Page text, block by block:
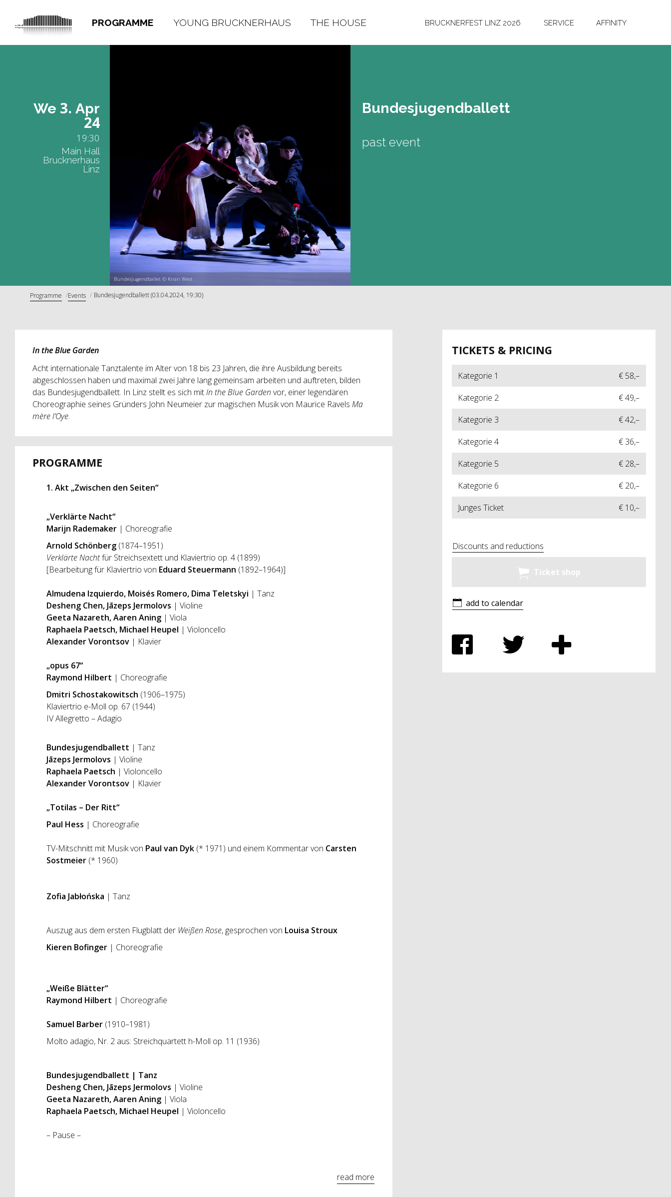
PROGRAMME YOUNG BRUCKNERHAUS THE HOUSE BRUCKNERFEST LINZ 2026 SERVICE AFFINITY
Bundesjugendballet © Kiran West
We 3. Apr
24
19:30
Main Hall
Brucknerhaus
Linz
Bun­des­ju­gend­bal­lett
past event
Programme Events Bundesjugendballett (03.04.2024, 19:30)
In the Blue Garden
Acht internationale Tanztalente im Alter von 18 bis 23 Jahren, die ihre Ausbildung bereits
abgeschlossen haben und maximal zwei Jahre lang gemeinsam arbeiten und auftreten, bilden
das Bundesjugendballett. In Linz stellt es sich mitIn the Blue Garden vor, einer legendären
Choreographie seines Gründers John Neumeier zur magischen Musik von Maurice Ravels Ma
mère l’Oye.
PROGRAMME
1. Akt „Zwischen den Seiten“
„Verklärte Nacht“
Marijn Rademaker| Choreografie
Arnold Schönberg(1874–1951)
Verklärte Nachtfür Streichsextett und Klaviertrio op. 4 (1899)
[Bearbeitung für Klaviertrio von Eduard Steuermann (1892–1964)]
Almudena Izquierdo, Moisés Romero, Dima Teletskyi | Tanz
Desheng Chen, Jāzeps Jermolovs | Violine
Geeta Nazareth, Aaren Aning| Viola
Raphaela Paetsch, Michael Heupel | Violoncello
Alexander Vorontsov| Klavier
„opus 67“
Raymond Hilbert | Choreografie
Dmitri Schostakowitsch (1906–1975)
Klaviertrio e-Moll op. 67 (1944)
IV Allegretto – Adagio
Bundesjugendballett | Tanz
Jāzeps Jermolovs | Violine
Raphaela Paetsch | Violoncello
Alexander Vorontsov| Klavier
„Totilas – Der Ritt“
Paul Hess | Choreografie
TV-Mitschnitt mit Musik von Paul van Dyk(* 1971) und einem Kommentar von Carsten
Sostmeier(* 1960)
Zofia Jabłońska | Tanz
Auszug aus dem ersten Flugblatt der Weißen Rose, gesprochen von Louisa Stroux
Kieren Bofinger| Choreografie
„Weiße Blätter“
Raymond Hilbert | Choreografie
Samuel Barber(1910–1981)
Molto adagio, Nr. 2 aus: Streichquartett h-Moll op. 11 (1936)
Bundesjugendballett | Tanz
Desheng Chen, Jāzeps Jermolovs | Violine
Geeta Nazareth, Aaren Aning| Viola
Raphaela Paetsch, Michael Heupel | Violoncello
– Pause –
read more
TICKETS & PRICING
Kategorie 1
€ 58,–
Kategorie 2
€ 49,–
Kategorie 3
€ 42,–
Kategorie 4
€ 36,–
Kategorie 5
€ 28,–
Kategorie 6
€ 20,–
Junges Ticket
€ 10,–
Discounts and reductions
Ticket shop
add to calendar